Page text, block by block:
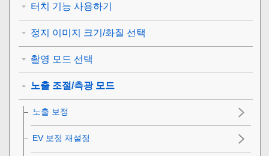
터치 기능 사용하기
정지 이미지 크기/화질 선택
촬영 모드 선택
노출 조절/측광 모드
노출 보정
EV 보정 재설정